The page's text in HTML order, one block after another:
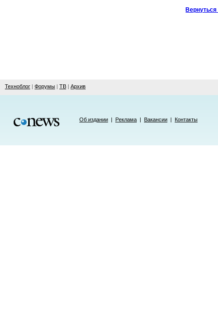
Техноблог | Форумы | ТВ | Архив
Об издании | Реклама | Вакансии | Контакты